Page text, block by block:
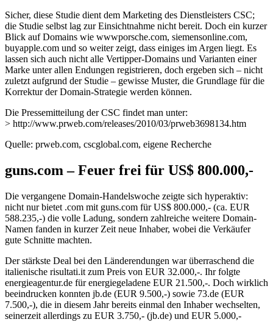
Sicher, diese Studie dient dem Marketing des Dienstleisters CSC;
die Studie selbst lag zur Einsichtnahme nicht bereit. Doch ein kurzer
Blick auf Domains wie wwwporsche.com, siemensonline.com,
buyapple.com und so weiter zeigt, dass einiges im Argen liegt. Es
lassen sich auch nicht alle Vertipper-Domains und Varianten einer
Marke unter allen Endungen registrieren, doch ergeben sich – nicht
zuletzt aufgrund der Studie – gewisse Muster, die Grundlage für die
Korrektur der Domain-Strategie werden können.
Die Pressemitteilung der CSC findet man unter:
> http://www.prweb.com/releases/2010/03/prweb3698134.htm
Quelle: prweb.com, cscglobal.com, eigene Recherche
guns.com – Feuer frei für US$ 800.000,-
Die vergangene Domain-Handelswoche zeigte sich hyperaktiv:
nicht nur bietet .com mit guns.com für US$ 800.000,- (ca. EUR
588.235,-) die volle Ladung, sondern zahlreiche weitere Domain-
Namen fanden in kurzer Zeit neue Inhaber, wobei die Verkäufer
gute Schnitte machten.
Der stärkste Deal bei den Länderendungen war überraschend die
italienische risultati.it zum Preis von EUR 32.000,-. Ihr folgte
energieagentur.de für energiegeladene EUR 21.500,-. Doch wirklich
beeindrucken konnten jb.de (EUR 9.500,-) sowie 73.de (EUR
7.500,-), die in diesem Jahr bereits einmal den Inhaber wechselten,
seinerzeit allerdings zu EUR 3.750,- (jb.de) und EUR 5.000,-